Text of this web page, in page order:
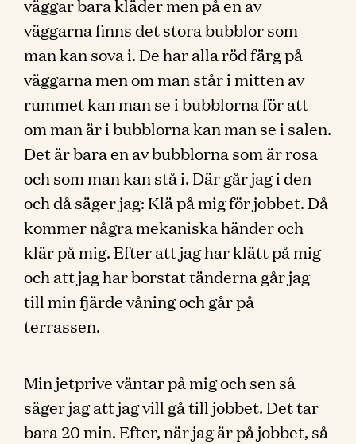
väggar bara kläder men på en av
väggarna finns det stora bubblor som
man kan sova i. De har alla röd färg på
väggarna men om man står i mitten av
rummet kan man se i bubblorna för att
om man är i bubblorna kan man se i salen.
Det är bara en av bubblorna som är rosa
och som man kan stå i. Där går jag i den
och då säger jag: Klä på mig för jobbet. Då
kommer några mekaniska händer och
klär på mig. Efter att jag har klätt på mig
och att jag har borstat tänderna går jag
till min fjärde våning och går på
terrassen.
Min jetprive väntar på mig och sen så
säger jag att jag vill gå till jobbet. Det tar
bara 20 min. Efter, när jag är på jobbet, så